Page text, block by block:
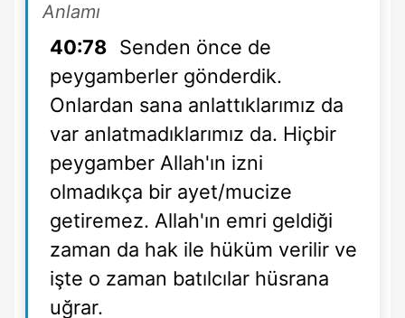
Anlamı
40:78 Senden önce de
peygamberler gönderdik.
Onlardan sana anlattıklarımız da
var anlatmadıklarımız da. Hiçbir
peygamber Allah'ın izni
olmadıkça bir ayet/mucize
getiremez. Allah'ın emri geldiği
zaman da hak ile hüküm verilir ve
işte o zaman batılcılar hüsrana
uğrar.